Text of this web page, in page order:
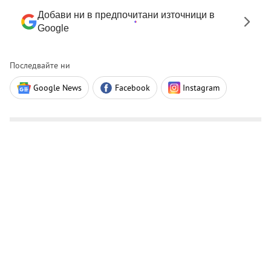
Добави ни в предпочитани източници в
Google
Последвайте ни
Google News Facebook Instagram